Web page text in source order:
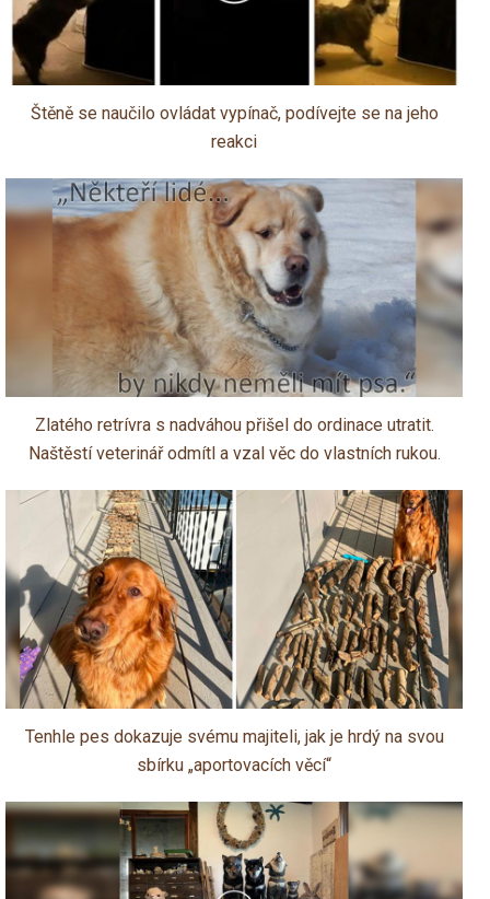
Štěně se naučilo ovládat vypínač, podívejte se na jeho
reakci
Zlatého retrívra s nadváhou přišel do ordinace utratit.
Naštěstí veterinář odmítl a vzal věc do vlastních rukou.
Tenhle pes dokazuje svému majiteli, jak je hrdý na svou
sbírku „aportovacích věcí“